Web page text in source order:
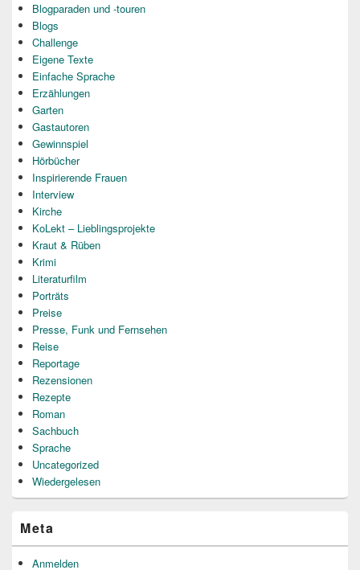
Blogparaden und -touren
Blogs
Challenge
Eigene Texte
Einfache Sprache
Erzählungen
Garten
Gastautoren
Gewinnspiel
Hörbücher
Inspirierende Frauen
Interview
Kirche
KoLekt – Lieblingsprojekte
Kraut & Rüben
Krimi
Literaturfilm
Porträts
Preise
Presse, Funk und Fernsehen
Reise
Reportage
Rezensionen
Rezepte
Roman
Sachbuch
Sprache
Uncategorized
Wiedergelesen
Meta
Anmelden